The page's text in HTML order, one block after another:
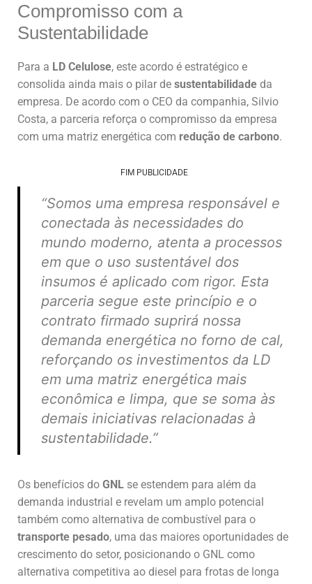
Compromisso com a
Sustentabilidade
Para a LD Celulose, este acordo é estratégico e
consolida ainda mais o pilar de sustentabilidade da
empresa. De acordo com o CEO da companhia, Silvio
Costa, a parceria reforça o compromisso da empresa
com uma matriz energética com redução de carbono.
FIM PUBLICIDADE
“Somos uma empresa responsável e
conectada às necessidades do
mundo moderno, atenta a processos
em que o uso sustentável dos
insumos é aplicado com rigor. Esta
parceria segue este princípio e o
contrato firmado suprirá nossa
demanda energética no forno de cal,
reforçando os investimentos da LD
em uma matriz energética mais
econômica e limpa, que se soma às
demais iniciativas relacionadas à
sustentabilidade.”
Os benefícios do GNL se estendem para além da
demanda industrial e revelam um amplo potencial
também como alternativa de combustível para o
transporte pesado, uma das maiores oportunidades de
crescimento do setor, posicionando o GNL como
alternativa competitiva ao diesel para frotas de longa